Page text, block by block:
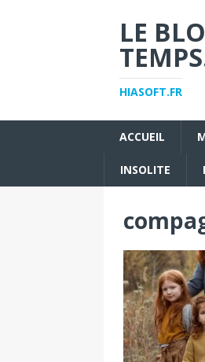
LE
HIASOFT.FR
ACCUEIL
INSOLITE